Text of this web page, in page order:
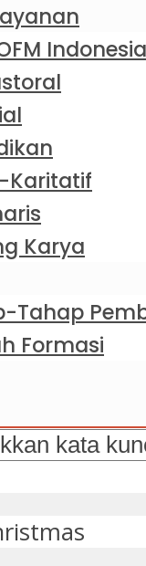
Karitatif
Karya
Tahap
Formasi